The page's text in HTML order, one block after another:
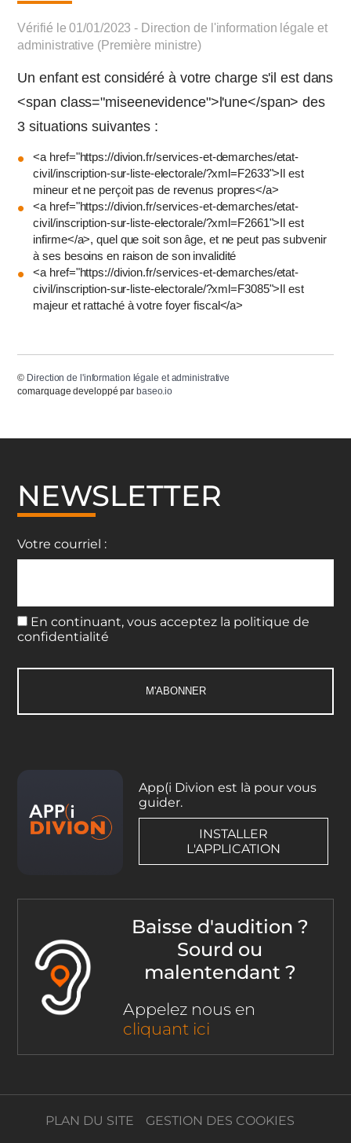
Vérifié le 01/01/2023 - Direction de l'information légale et
administrative (Première ministre)
Un enfant est considéré à votre charge s'il est dans
<span class="miseenevidence">l'une</span> des
3 situations suivantes :
<a href="https://divion.fr/services-et-demarches/etat-
civil/inscription-sur-liste-electorale/?xml=F2633">Il est
mineur et ne perçoit pas de revenus propres</a>
<a href="https://divion.fr/services-et-demarches/etat-
civil/inscription-sur-liste-electorale/?xml=F2661">Il est
infirme</a>, quel que soit son âge, et ne peut pas subvenir
à ses besoins en raison de son invalidité
<a href="https://divion.fr/services-et-demarches/etat-
civil/inscription-sur-liste-electorale/?xml=F3085">Il est
majeur et rattaché à votre foyer fiscal</a>
© Direction de l'information légale et administrative
comarquage developpé par baseo.io
NEWSLETTER
Votre courriel :
En continuant, vous acceptez la politique de
confidentialité
App(i Divion est là pour vous
guider.
INSTALLER
L'APPLICATION
Baisse d'audition ?
Sourd ou
malentendant ?
Appelez nous en
cliquant ici
PLAN DU SITE GESTION DES COOKIES